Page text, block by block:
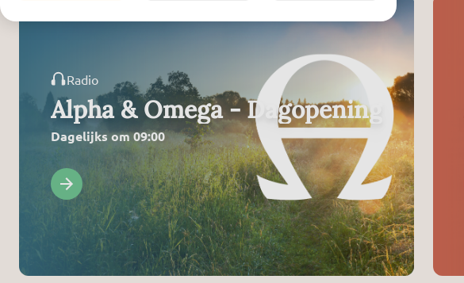
Radio
Alpha & Omega - Dagopening
Dagelijks om 09:00